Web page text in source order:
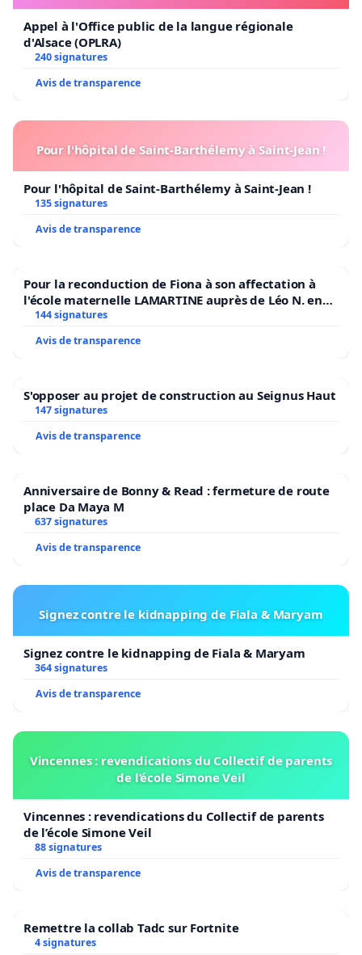
Aujourd’hui, nous vous demandons donc d’appuyer
votre ESCALE ESTIVALE afin de rendre pérenne
l’offre de divertissement musical. Accordons-nous
Permettons-nous de danser et chanter encore
plusieurs années.
Merci de nous supporter en signantCETTE
PÉTITION.
Appel à l'Office public de la langue régionale
d'Alsace (OPLRA)
240 signatures
Avis de transparence
Pour l'hôpital de Saint-Barthélemy à Saint-Jean !
Pour l'hôpital de Saint-Barthélemy à Saint-Jean !
135 signatures
Avis de transparence
Pour la reconduction de Fiona à son affectation à
l'école maternelle LAMARTINE auprès de Léo N. en
2026/2027
144 signatures
Avis de transparence
S'opposer au projet de construction au Seignus Haut
147 signatures
Avis de transparence
Anniversaire de Bonny & Read : fermeture de route
place Da Maya M
637 signatures
Avis de transparence
Signez contre le kidnapping de Fiala & Maryam
Signez contre le kidnapping de Fiala & Maryam
364 signatures
Avis de transparence
Vincennes : revendications du Collectif de parents
de l’école Simone Veil
Vincennes : revendications du Collectif de parents
de l’école Simone Veil
88 signatures
Avis de transparence
Remettre la collab Tadc sur Fortnite
4 signatures